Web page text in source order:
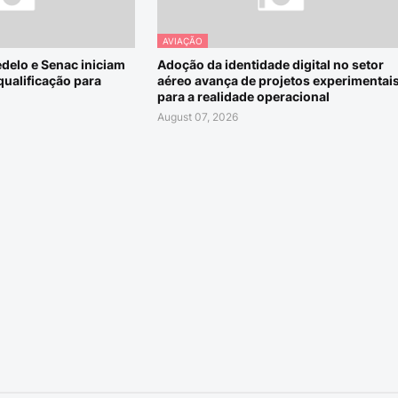
e Senac iniciam
para
AVIAÇÃO
Adoção da identidade digital no setor
aéreo avança de projetos
para a realidade operacional
August 07, 2026